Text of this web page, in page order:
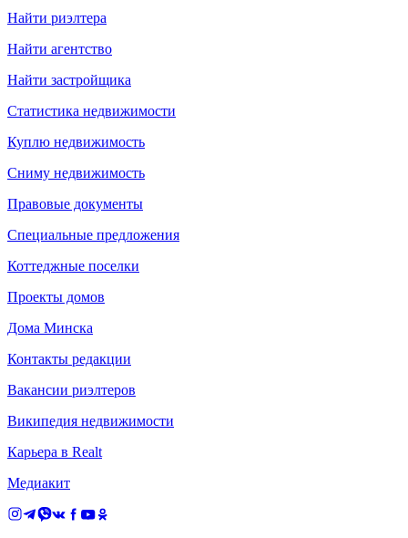
Найти риэлтера
Найти агентство
Найти застройщика
Статистика недвижимости
Куплю недвижимость
Сниму недвижимость
Правовые документы
Специальные предложения
Коттеджные поселки
Проекты домов
Дома Минска
Контакты редакции
Вакансии риэлтеров
Википедия недвижимости
Карьера в Realt
Медиакит